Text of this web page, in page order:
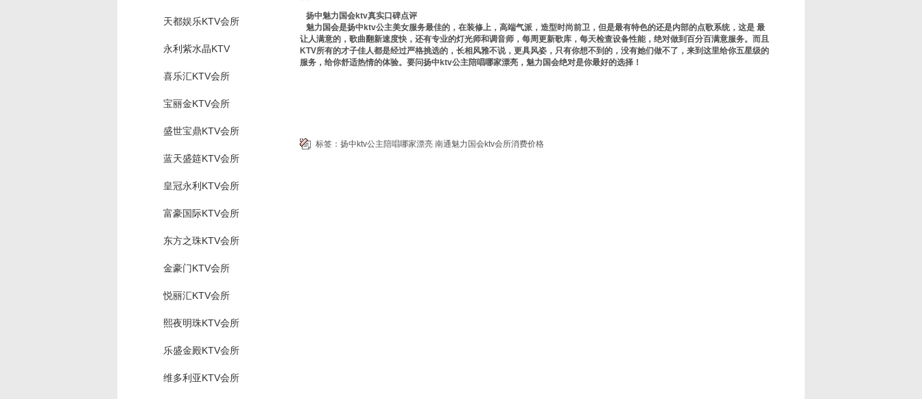
天都娱乐KTV会所
永利紫水晶KTV
喜乐汇KTV会所
宝丽金KTV会所
盛世宝鼎KTV会所
蓝天盛筵KTV会所
皇冠永利KTV会所
富豪国际KTV会所
东方之珠KTV会所
金豪门KTV会所
悦丽汇KTV会所
熙夜明珠KTV会所
乐盛金殿KTV会所
维多利亚KTV会所
扬中魅力国会ktv真实口碑点评
魅力国会是扬中ktv公主美女服务最佳的，在装修上，高端气派，造型时尚前卫，但是最有特色的还是内部的点歌系统，这是 最
让人满意的，歌曲翻新速度快，还有专业的灯光师和调音师，每周更新歌库，每天检查设备性能，绝对做到百分百满意服务。而且
KTV所有的才子佳人都是经过严格挑选的，长相风雅不说，更具风姿，只有你想不到的，没有她们做不了，来到这里给你五星级的
服务，给你舒适热情的体验。要问扬中ktv公主陪唱哪家漂亮，魅力国会绝对是你最好的选择！
标签： 扬中ktv公主陪唱哪家漂亮 南通魅力国会ktv会所消费价格